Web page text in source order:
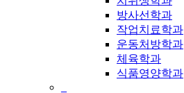
방사선학과
작업치료학과
운동처방학과
체육학과
식품영양학과